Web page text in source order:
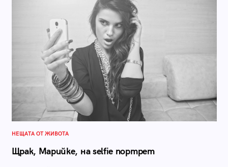
НЕЩАТА ОТ ЖИВОТА
Щрак, Марийке, на selfie портрет